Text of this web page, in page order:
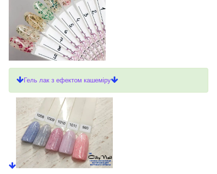
Гель лак з ефектом кашеміру